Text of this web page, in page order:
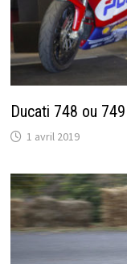
Ducati 748 ou
1 avril 2019